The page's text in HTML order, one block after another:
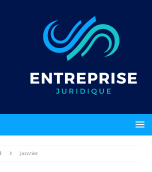
janvier